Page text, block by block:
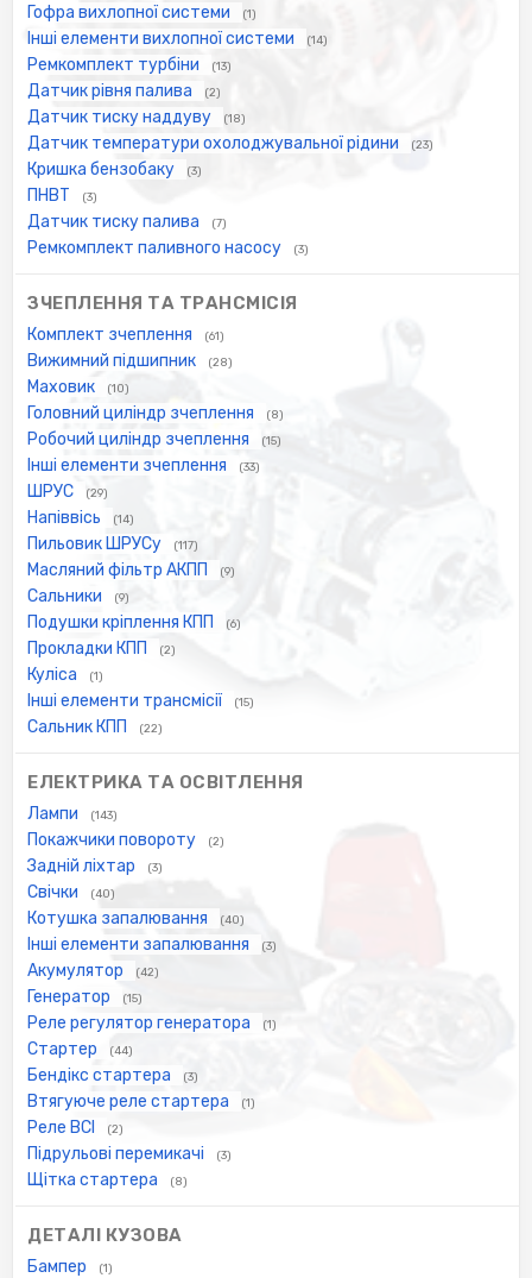
Гофра вихлопної системи (1)
Інші елементи вихлопної системи (14)
Ремкомплект турбіни (13)
Датчик рівня палива (2)
Датчик тиску наддуву (18)
Датчик температури охолоджувальної рідини (23)
Кришка бензобаку (3)
ПНВТ (3)
Датчик тиску палива (7)
Ремкомплект паливного насосу (3)
ЗЧЕПЛЕННЯ ТА ТРАНСМІСІЯ
Комплект зчеплення (61)
Вижимний підшипник (28)
Маховик (10)
Головний циліндр зчеплення (8)
Робочий циліндр зчеплення (15)
Інші елементи зчеплення (33)
ШРУС (29)
Напіввісь (14)
Пильовик ШРУСу (117)
Масляний фільтр АКПП (9)
Сальники (9)
Подушки кріплення КПП (6)
Прокладки КПП (2)
Куліса (1)
Інші елементи трансмісії (15)
Сальник КПП (22)
ЕЛЕКТРИКА ТА ОСВІТЛЕННЯ
Лампи (143)
Покажчики повороту (2)
Задній ліхтар (3)
Свічки (40)
Котушка запалювання (40)
Інші елементи запалювання (3)
Акумулятор (42)
Генератор (15)
Реле регулятор генератора (1)
Стартер (44)
Бендікс стартера (3)
Втягуюче реле стартера (1)
Реле ВСІ (2)
Підрульові перемикачі (3)
Щітка стартера (8)
ДЕТАЛІ КУЗОВА
Бампер (1)